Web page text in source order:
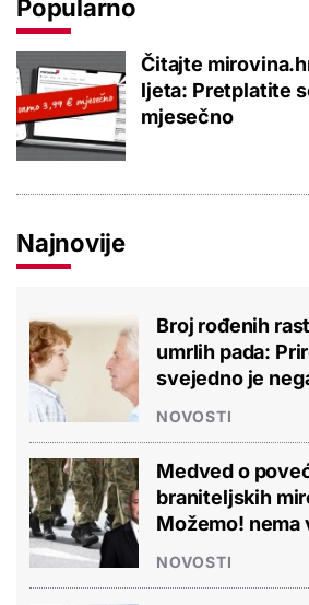
Popularno
Čitajte
ljeta: Pretplatite
mjesečno
Najnovije
Broj rođenih
umrlih pada:
svejedno je
NOVOSTI
Medved o
braniteljskih
Možemo! nema
NOVOSTI